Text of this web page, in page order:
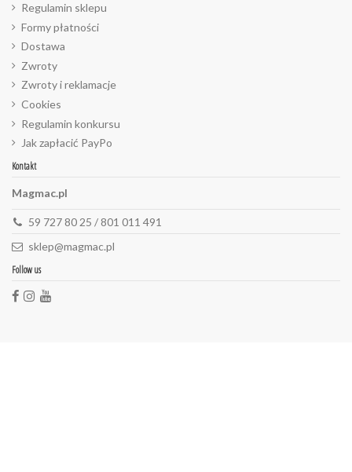
Regulamin sklepu
Formy płatności
Dostawa
Zwroty
Zwroty i reklamacje
Cookies
Regulamin konkursu
Jak zapłacić PayPo
Kontakt
Magmac.pl
59 727 80 25 / 801 011 491
sklep@magmac.pl
Follow us